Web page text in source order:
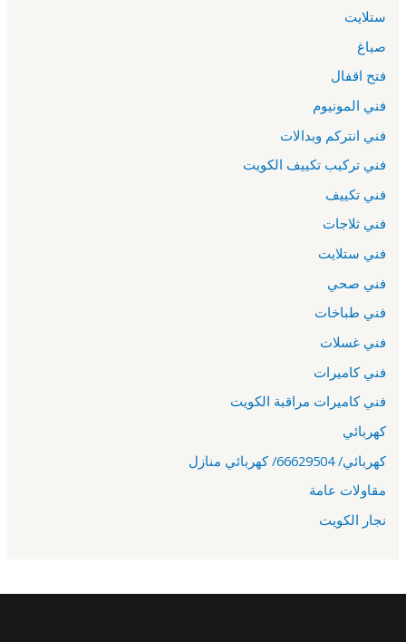
ستلايت
صباغ
فتح اقفال
فني المونيوم
فني انتركم وبدالات
فني تركيب تكييف الكويت
فني تكييف
فني ثلاجات
فني ستلايت
فني صحي
فني طباخات
فني غسلات
فني كاميرات
فني كاميرات مراقبة الكويت
كهربائي
كهربائي/ 66629504/ كهربائي منازل
مقاولات عامة
نجار الكويت